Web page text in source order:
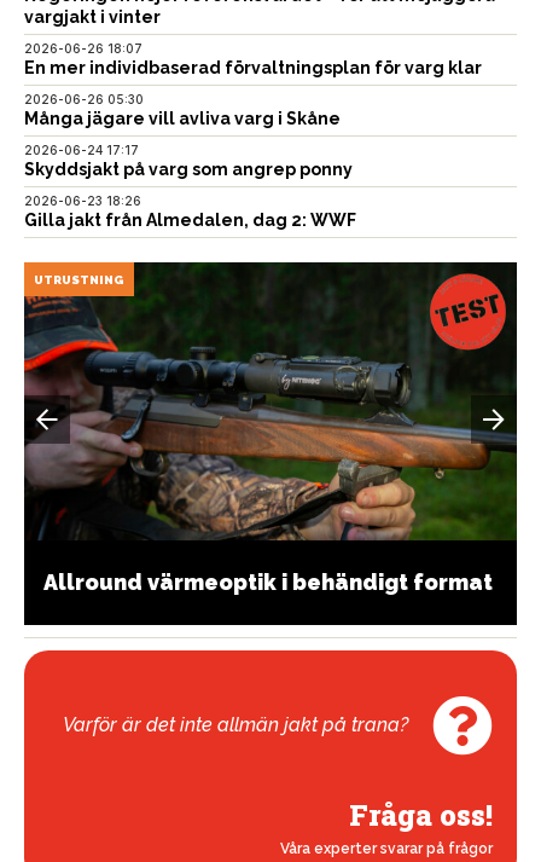
vargjakt i vinter
2026-06-26 18:07
En mer individbaserad förvaltningsplan för varg klar
2026-06-26 05:30
Många jägare vill avliva varg i Skåne
2026-06-24 17:17
Skyddsjakt på varg som angrep ponny
2026-06-23 18:26
Gilla jakt från Almedalen, dag 2: WWF
UTRUSTNING
Allround värmeoptik i behändigt format
Varför är det inte allmän jakt på trana?
Fråga oss!
Våra experter svarar på frågor